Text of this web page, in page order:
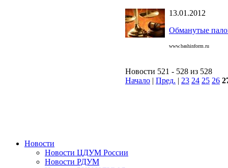
13.01.2012
Обманутые
www.bashinform.ru
Новости 521 - 528 из 528
Начало | Пред. | 23 24 25 26
Новости
Новости ЦДУМ России
Новости РДУМ